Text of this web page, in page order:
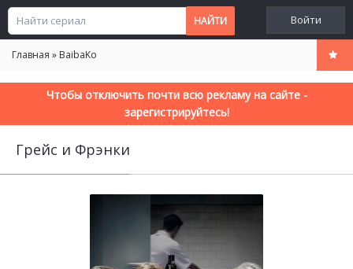
Войти
Главная » BaibaKo
Чтобы отключить почти всю рекламу на сайте -
зарегистрируйтесь!
Грейс и Фрэнки